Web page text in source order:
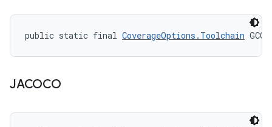
public static final CoverageOptions.Toolchain
JACOCO